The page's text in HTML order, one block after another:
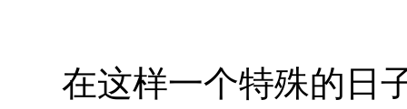
在这样一个特殊的日